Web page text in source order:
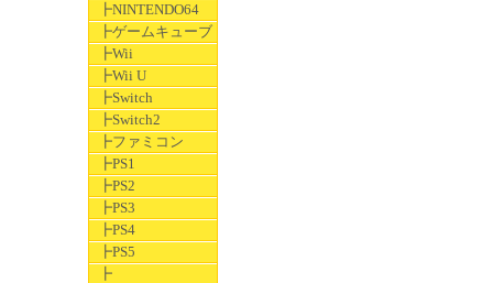
┣NINTENDO64
┣ゲームキューブ
┣Wii
┣Wii U
┣Switch
┣Switch2
┣ファミコン
┣PS1
┣PS2
┣PS3
┣PS4
┣PS5
┣